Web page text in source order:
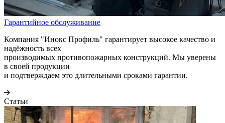
Гарантийное обслуживание
Компания "Инокс Профиль" гарантирует высокое качество и
надёжность всех
производимых противопожарных конструкций. Мы уверены
в своей продукции
и подтверждаем это длительными сроками гарантии.
Статьи